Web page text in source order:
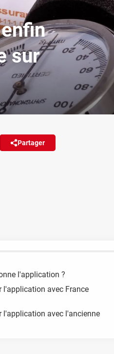
sur
Partager
même nom, peu importe le
et même plus.
l'application ?
l'application avec France
l'application avec l'ancienne